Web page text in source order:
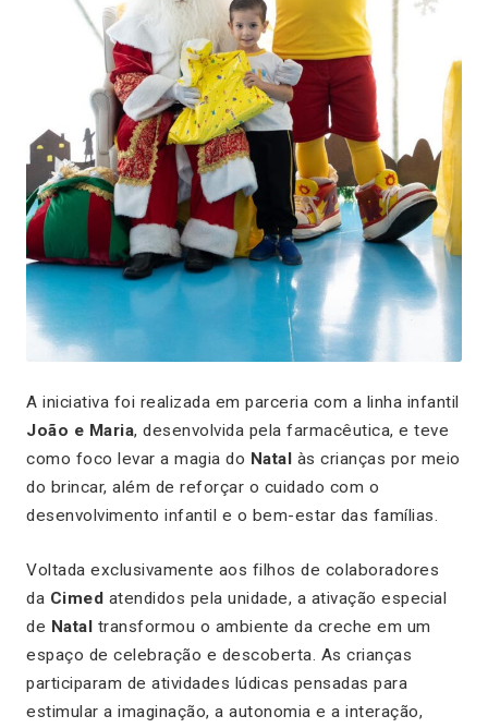
A iniciativa foi realizada em parceria com a linha infantil
João e Maria, desenvolvida pela farmacêutica, e teve
como foco levar a magia do Natal às crianças por meio
do brincar, além de reforçar o cuidado com o
desenvolvimento infantil e o bem-estar das famílias.
Voltada exclusivamente aos filhos de colaboradores
da Cimed atendidos pela unidade, a ativação especial
de Natal transformou o ambiente da creche em um
espaço de celebração e descoberta. As crianças
participaram de atividades lúdicas pensadas para
estimular a imaginação, a autonomia e a interação,